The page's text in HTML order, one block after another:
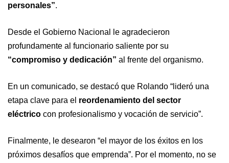
personales”.
Desde el Gobierno Nacional le agradecieron
profundamente al funcionario saliente por su
“compromiso y dedicación” al frente del organismo.
En un comunicado, se destacó que Rolando “lideró una
etapa clave para el reordenamiento del sector
eléctrico con profesionalismo y vocación de servicio”.
Finalmente, le desearon “el mayor de los éxitos en los
próximos desafíos que emprenda”. Por el momento, no se